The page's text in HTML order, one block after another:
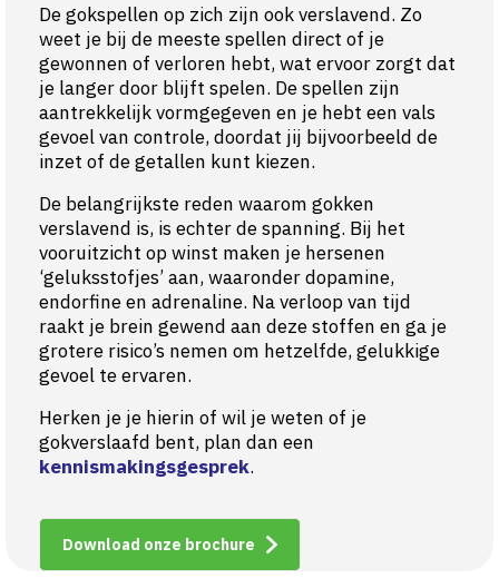
De gokspellen op zich zijn ook verslavend. Zo
weet je bij de meeste spellen direct of je
gewonnen of verloren hebt, wat ervoor zorgt dat
je langer door blijft spelen. De spellen zijn
aantrekkelijk vormgegeven en je hebt een vals
gevoel van controle, doordat jij bijvoorbeeld de
inzet of de getallen kunt kiezen.
De belangrijkste reden waarom gokken
verslavend is, is echter de spanning. Bij het
vooruitzicht op winst maken je hersenen
‘geluksstofjes’ aan, waaronder dopamine,
endorfine en adrenaline. Na verloop van tijd
raakt je brein gewend aan deze stoffen en ga je
grotere risico’s nemen om hetzelfde, gelukkige
gevoel te ervaren.
Herken je je hierin of wil je weten of je
gokverslaafd bent, plan dan een
kennismakingsgesprek.
Download onze brochure